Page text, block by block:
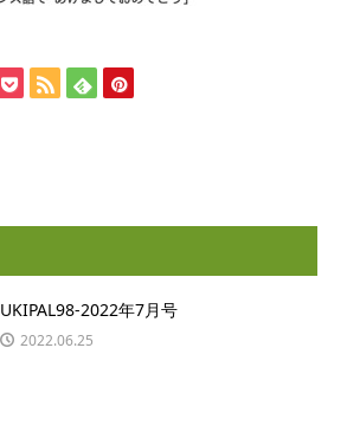
UKIPAL98-2022年7月号
2022.06.25